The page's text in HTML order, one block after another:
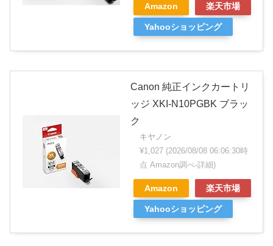
Amazon 楽天市場
Yahooショッピング
Canon 純正インクカートリ
ッジ XKI-N10PGBK ブラッ
ク
キヤノン
¥1,027 (2026/08/08 06:06:30時
点 Amazon調べ-詳細)
Amazon 楽天市場
Yahooショッピング